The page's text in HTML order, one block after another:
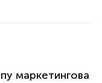
маркетингова